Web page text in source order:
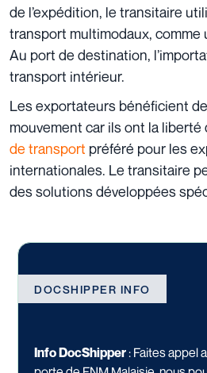
de l’expédition, le transitaire
transport multimodaux, comme
Au port de destination,
transport intérieur.
Les exportateurs bénéficient
mouvement car ils ont la liberté
de transport préféré pour les
internationales. Le transitaire
des solutions développées
DOCSHIPPER INFO
Info DocShipper: Faites appel